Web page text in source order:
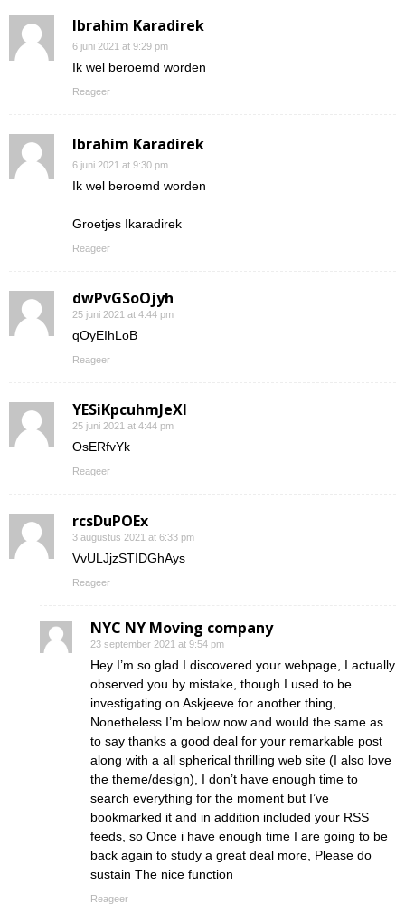
Ibrahim Karadirek
6 juni 2021 at 9:29 pm
Ik wel beroemd worden
Reageer
Ibrahim Karadirek
6 juni 2021 at 9:30 pm
Ik wel beroemd worden
Groetjes Ikaradirek
Reageer
dwPvGSoOjyh
25 juni 2021 at 4:44 pm
qOyEIhLoB
Reageer
YESiKpcuhmJeXI
25 juni 2021 at 4:44 pm
OsERfvYk
Reageer
rcsDuPOEx
3 augustus 2021 at 6:33 pm
VvULJjzSTIDGhAys
Reageer
NYC NY Moving company
23 september 2021 at 9:54 pm
Hey I’m so glad I discovered your webpage, I actually
observed you by mistake, though I used to be
investigating on Askjeeve for another thing,
Nonetheless I’m below now and would the same as
to say thanks a good deal for your remarkable post
along with a all spherical thrilling web site (I also love
the theme/design), I don’t have enough time to
search everything for the moment but I’ve
bookmarked it and in addition included your RSS
feeds, so Once i have enough time I are going to be
back again to study a great deal more, Please do
sustain The nice function
Reageer